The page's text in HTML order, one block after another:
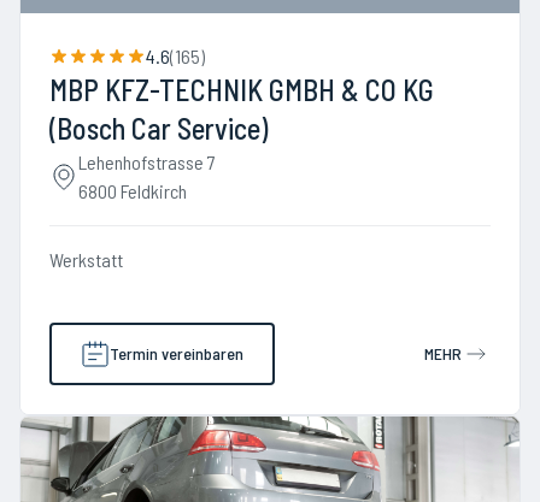
4.6(165)
MBP KFZ-TECHNIK GMBH & CO KG
(Bosch Car Service)
Lehenhofstrasse 7
6800 Feldkirch
Werkstatt
Termin vereinbaren MEHR